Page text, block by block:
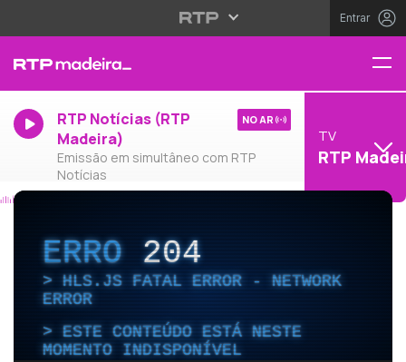
Entrar
RTP Notícias (RTP
Madeira)
Emissão em simultâneo com RTP
Notícias
NO AR
TV
RTP
ERRO204
HLS.JS FATAL ERROR - NETWORK
ERROR
ESTE CONTEÚDO ESTÁ NESTE
MOMENTO INDISPONÍVEL